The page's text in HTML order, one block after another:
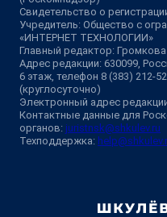
Свидетельство о
Учредитель: Общество с
«ИНТЕРНЕТ ТЕХНОЛОГИИ»
Главный редактор:
Адрес редакции: 630099,
6 этаж, телефон 8 (383) 212-
(круглосуточно)
Электронный адрес
Контактные данные для
органов: juristnsk@shkulev.ru
Техподдержка: